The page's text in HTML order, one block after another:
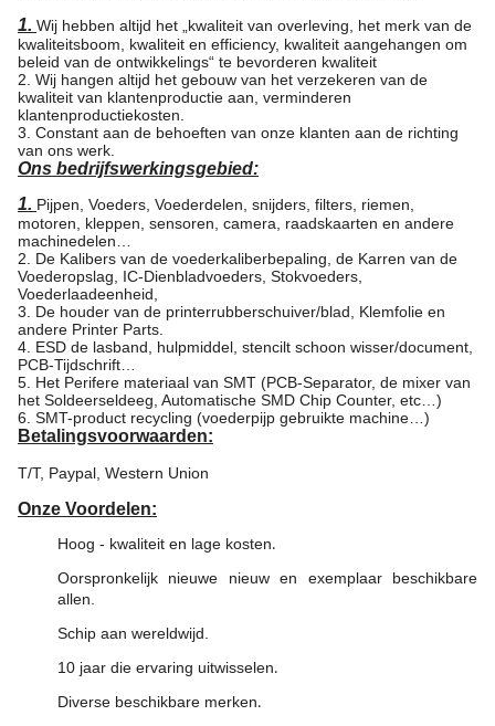
1. Wij hebben altijd het „kwaliteit van overleving, het merk van de
kwaliteitsboom, kwaliteit en efficiency, kwaliteit aangehangen om
beleid van de ontwikkelings“ te bevorderen kwaliteit
2. Wij hangen altijd het gebouw van het verzekeren van de
kwaliteit van klantenproductie aan, verminderen
klantenproductiekosten.
3. Constant aan de behoeften van onze klanten aan de richting
van ons werk.
Ons bedrijfswerkingsgebied:
1. Pijpen, Voeders, Voederdelen, snijders, filters, riemen,
motoren, kleppen, sensoren, camera, raadskaarten en andere
machinedelen…
2. De Kalibers van de voederkaliberbepaling, de Karren van de
Voederopslag, IC-Dienbladvoeders, Stokvoeders,
Voederlaadeenheid,
3. De houder van de printerrubberschuiver/blad, Klemfolie en
andere Printer Parts.
4. ESD de lasband, hulpmiddel, stencilt schoon wisser/document,
PCB-Tijdschrift…
5. Het Perifere materiaal van SMT (PCB-Separator, de mixer van
het Soldeerseldeeg, Automatische SMD Chip Counter, etc…)
6. SMT-product recycling (voederpijp gebruikte machine…)
Betalingsvoorwaarden:
T/T, Paypal, Western Union
Onze Voordelen:
Hoog - kwaliteit en lage kosten.
Oorspronkelijk nieuwe nieuw en exemplaar beschikbare
allen.
Schip aan wereldwijd.
10 jaar die ervaring uitwisselen.
Diverse beschikbare merken.